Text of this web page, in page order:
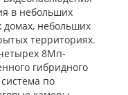
в небольших
небольших
территориях.
8Мп-
гибридного
по